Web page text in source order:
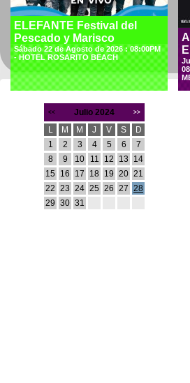
ELEFANTE Festival del
Pescado y Marisco
Sábado 22 de Agosto de 2026 : 08:00PM
- HOTEL ROSARITO BEACH
<< Julio 2024 >>
L M M J V S
D
1
2 3 4 5 6
7
8
9 10 11 12 13
14
15
16 17 18 19 20 21
22 23 24 25 26 27 28
29 30 31